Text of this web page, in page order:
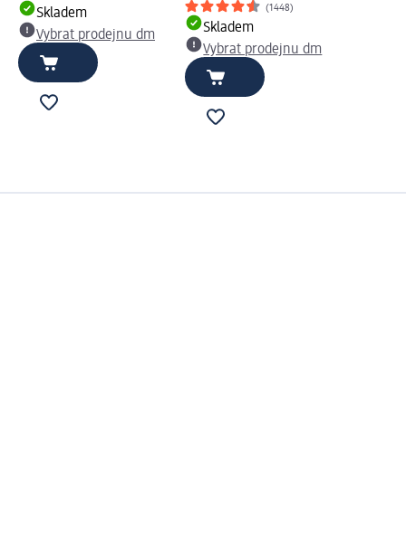
Skladem
Vybrat prodejnu dm
(1448)
Skladem
Vybrat prodejnu dm